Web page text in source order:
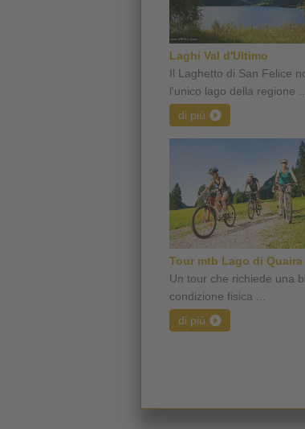
Laghi Val d'Ultimo
Il Laghetto di San Felice
l'unico lago della regione ...
di più
Tour mtb Lago di Quaira
Un tour che richiede una
condizione fisica ...
di più